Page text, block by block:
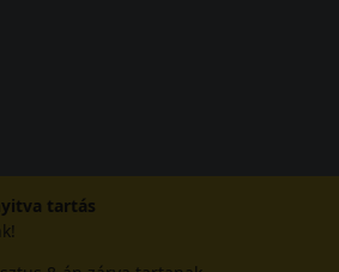
tartás